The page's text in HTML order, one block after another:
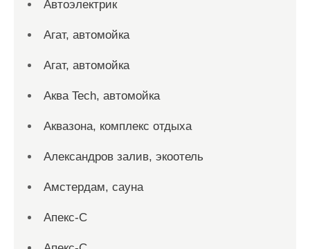
Автоэлектрик
Агат, автомойка
Агат, автомойка
Аква Tech, автомойка
Аквазона, комплекс отдыха
Александров залив, экоотель
Амстердам, сауна
Апекс-С